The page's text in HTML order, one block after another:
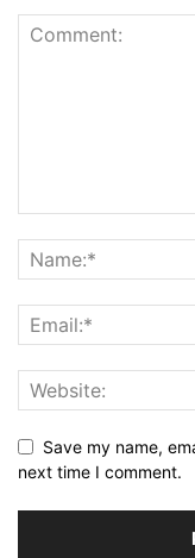
Save my name,
next time I comment.